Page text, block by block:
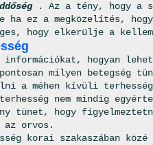
. Az a tény, hogy a
ha ez a megközelítés,
hogy elkerülje a
információkat, hogyan
milyen betegség
a méhen kívüli
nem mindig
tünet, hogy
orvos.
korai szakaszában